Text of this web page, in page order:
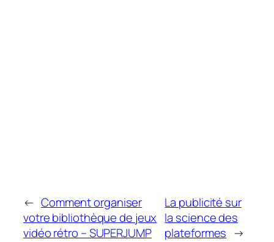
← Comment organiser
votre bibliothèque de jeux
vidéo rétro – SUPERJUMP
La publicité sur
la science des
plateformes →